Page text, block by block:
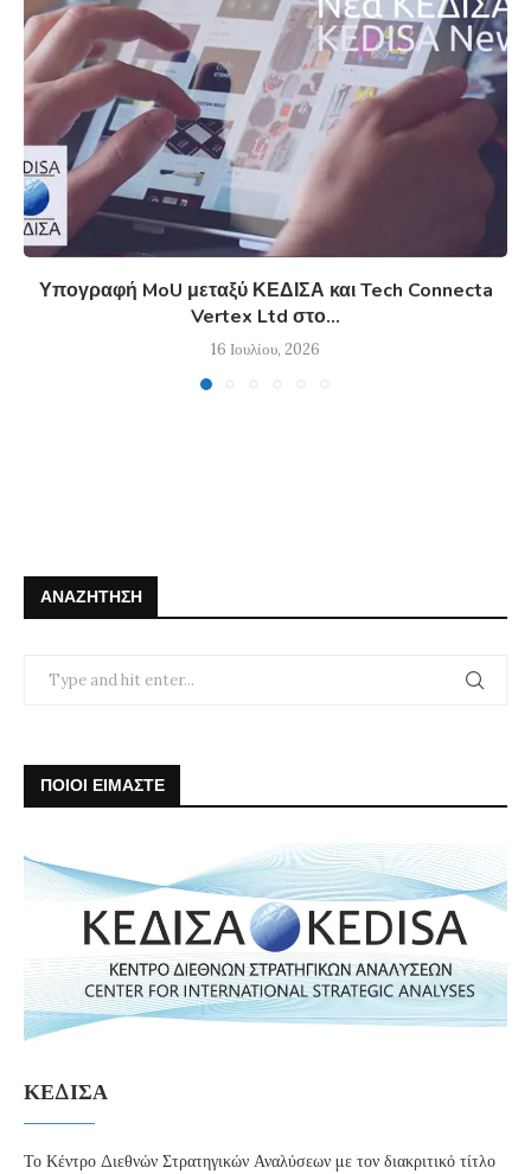
Υπογραφή MoU μεταξύ ΚΕΔΙΣΑ και Tech Connecta
Vertex Ltd στο...
16 Ιουλίου, 2026
ΑΝΑΖΉΤΗΣΗ
ΠΟΙΟΙ ΕΙΜΑΣΤΕ
ΚΕΔΙΣΑ
Το Κέντρο Διεθνών Στρατηγικών Αναλύσεων με τον διακριτικό τίτλο